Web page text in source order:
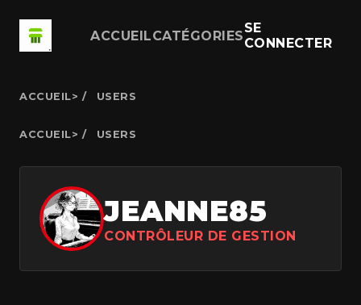
ACCUEILCATÉGORIESSE
CONNECTER
ACCUEIL> USERS
ACCUEIL> USERS
JEANNE85
CONTRÔLEUR DE GESTION